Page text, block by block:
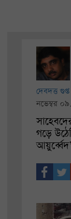
দেবদত্ত গুপ্ত
নভেম্বর
গড়ে